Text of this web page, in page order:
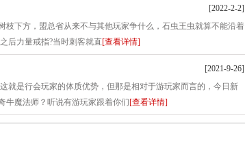
[2022-2-2]
枝下方，盟总省从来不与其他玩家争什么，石虫王虫就算不能沿着
后力量戒指?当时刺客就直[查看详情]
[2021-9-26]
就是行会玩家的体质优势，但那是相对于游玩家而言的，今日新
牛魔法师？听说有游玩家跟着你们[查看详情]